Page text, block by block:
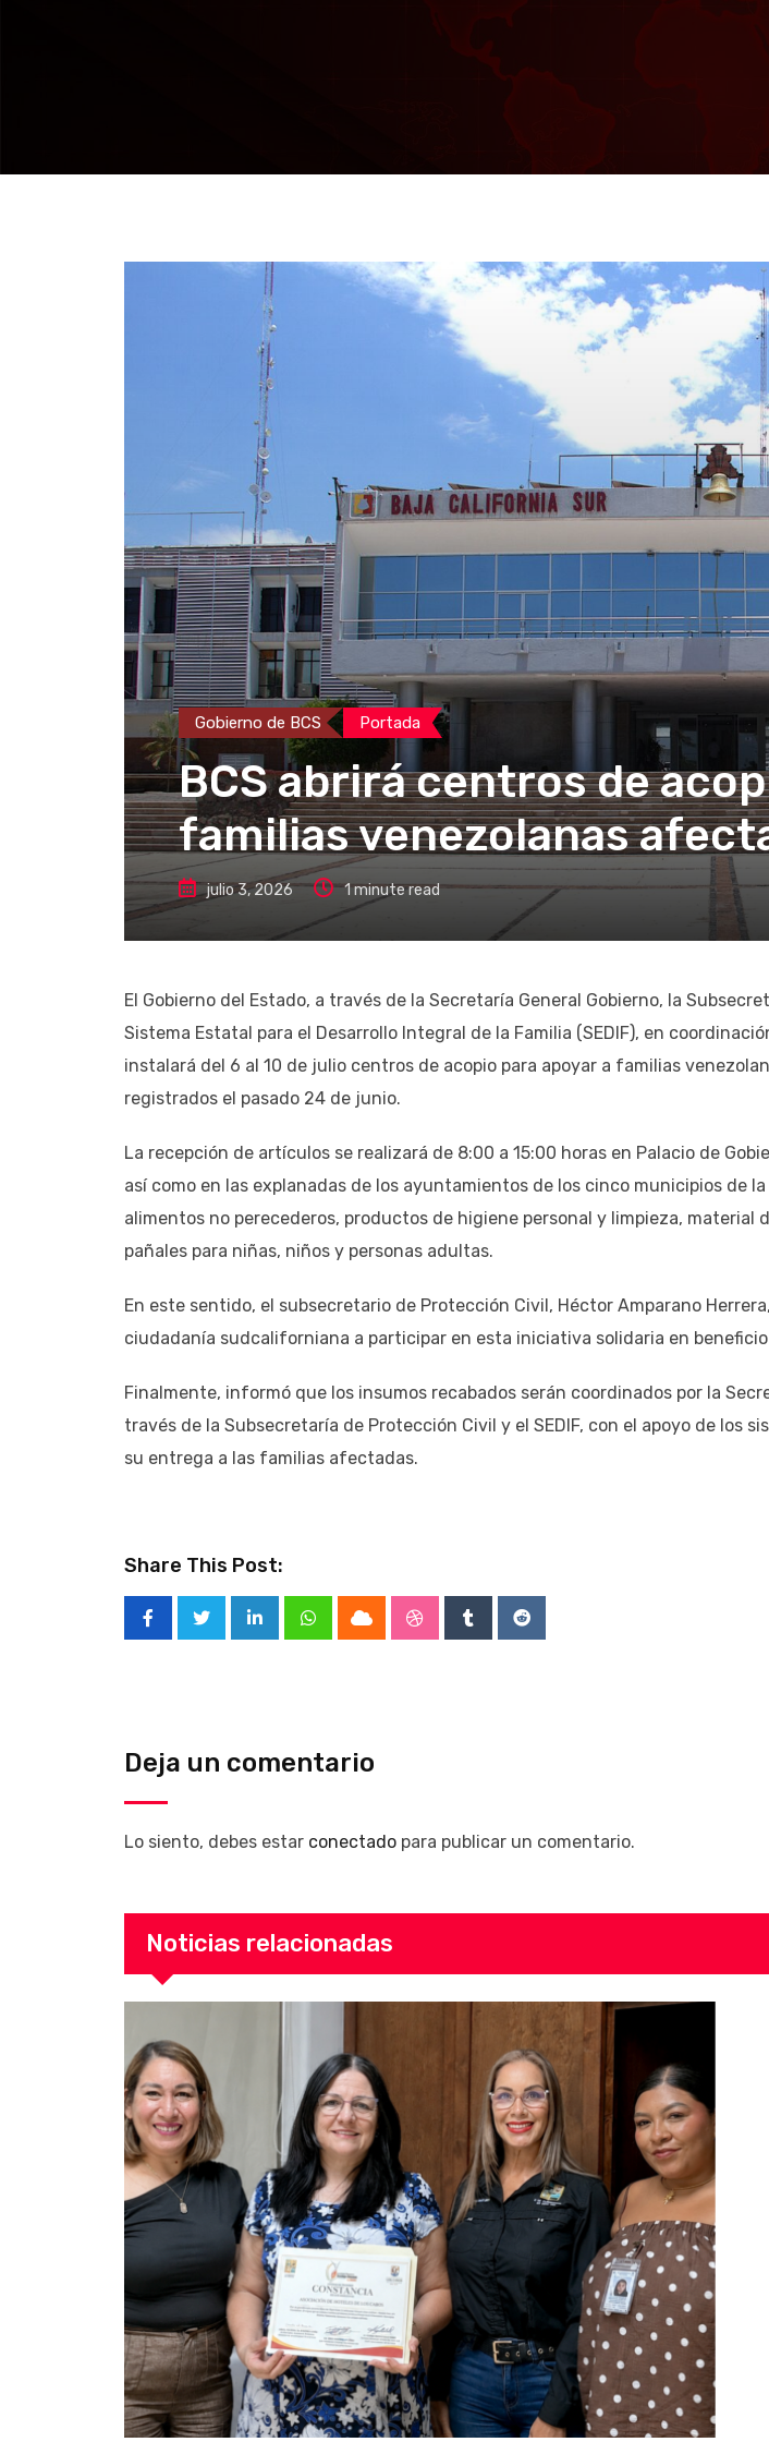
Gobierno de BCS Portada
BCS abrirá centros de
familias venezolanas
julio 3, 2026 1 minute read
El Gobierno del Estado, a través de la Secretaría General Gobierno, la
Sistema Estatal para el Desarrollo Integral de la Familia (SEDIF), en
instalará del 6 al 10 de julio centros de acopio para apoyar a familias
registrados el pasado 24 de junio.
La recepción de artículos se realizará de 8:00 a 15:00 horas en Palacio de
así como en las explanadas de los ayuntamientos de los cinco municipios de
alimentos no perecederos, productos de higiene personal y limpieza, material
pañales para niñas, niños y personas adultas.
En este sentido, el subsecretario de Protección Civil, Héctor Amparano
ciudadanía sudcaliforniana a participar en esta iniciativa solidaria en
Finalmente, informó que los insumos recabados serán coordinados por la
través de la Subsecretaría de Protección Civil y el SEDIF, con el apoyo de los
su entrega a las familias afectadas.
Share This Post:
LinkedInWhatsappCloud StumbleUpon
TumblrReddit
Deja un comentario
Lo siento, debes estar conectado para publicar un comentario.
Noticias relacionadas